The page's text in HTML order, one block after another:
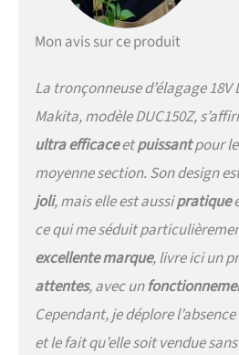
Mon avis sur ce produit
La tronçonneuse d’élagage 18V
Makita, modèle DUC150Z,
ultra efficaceetpuissantpour
moyenne section. Son design
joli, mais elle est aussipratique
ce qui me séduit
excellente marque, livre ici un
attentes, avec un
Cependant, je déplore
et le fait qu’elle soit vendue